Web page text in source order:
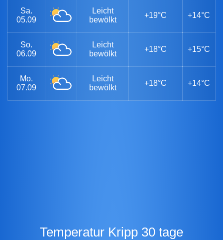
Sa.
05.09
Leicht
bewölkt
+19°C +14°C
So.
06.09
Leicht
bewölkt
+18°C +15°C
Mo.
07.09
Leicht
bewölkt
+18°C +14°C
Temperatur Kripp 30 tage